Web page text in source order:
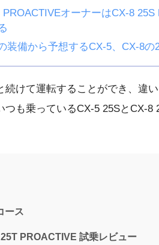
PROACTIVEオーナーはCX-8
装備から予想するCX-5、CX-8の
続けて運転することができ、違い
つも乗っているCX-5 25SとCX-
ース
PROACTIVE 試乗レビュー